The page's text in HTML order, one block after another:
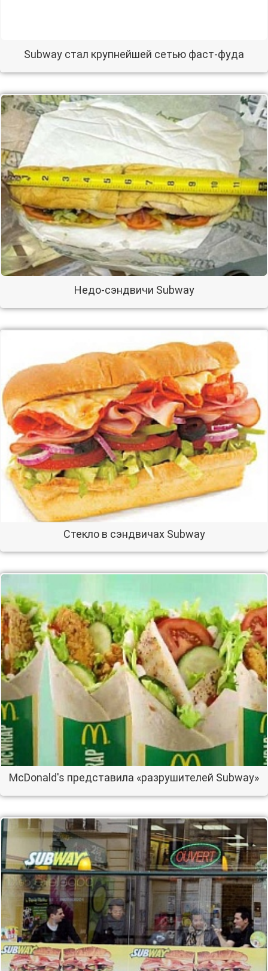
Subway стал крупнейшей сетью фаст-фуда
Недо-сэндвичи Subway
Стекло в сэндвичах Subway
McDonald's представила «разрушителей Subway»